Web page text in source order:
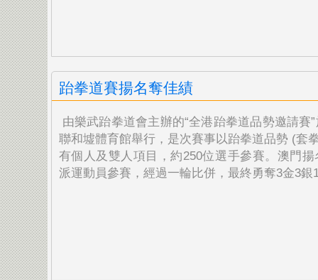
跆拳道賽揚名奪佳績
由樂武跆拳道會主辦的“全港跆拳道品勢邀請賽
聯和墟體育館舉行，是次賽事以跆拳道品勢 (套
有個人及雙人項目，約250位選手參賽。澳門
派運動員參賽，經過一輪比併，最終勇奪3金3銀